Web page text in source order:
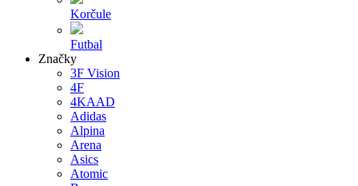
Korčule
Futbal
Značky
3F Vision
4F
4KAAD
Adidas
Alpina
Arena
Asics
Atomic